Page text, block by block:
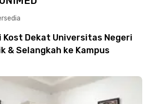
Kost Dekat Universitas Negeri
& Selangkah ke Kampus